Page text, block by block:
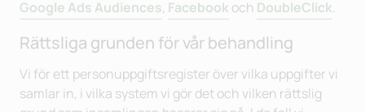
Google Ads Audiences, Facebook och DoubleClick.
Rättsliga grunden för vår behandling
Vi för ett personuppgiftsregister över vilka uppgifter vi
samlar in, i vilka system vi gör det och vilken rättslig